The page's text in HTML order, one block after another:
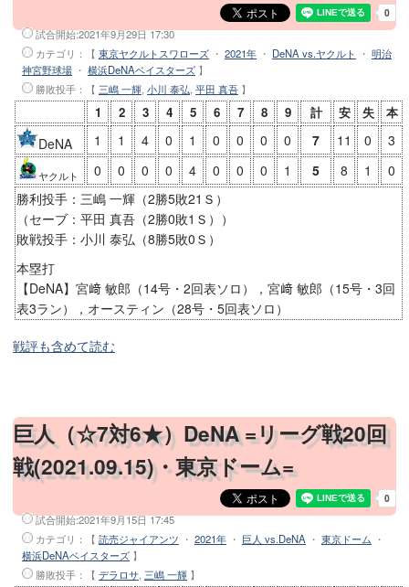
試合開始:2021年9月29日 17:30
カテゴリ：【 東京ヤクルトスワローズ ・ 2021年 ・ DeNA vs.ヤクルト ・ 明治
神宮野球場 ・ 横浜DeNAベイスターズ 】
勝敗投手 ：【 三嶋 一輝 小川 泰弘 平田 真吾 】
1 2 3 4 5 6 7 8 9 計 安 失 本
DeNA 1 1 4 0 1 0 0 0 0 7 11 0 3
ヤクルト 0 0 0 0 4 0 0 0 1 5 8 1
0
勝利投手：三嶋 一輝（2勝5敗21Ｓ）
（セーブ：平田 真吾（2勝0敗1Ｓ））
敗戦投手：小川 泰弘（8勝5敗0Ｓ）
本塁打
【DeNA】宮﨑 敏郎（14号・2回表ソロ），宮﨑 敏郎（15号・3回
表3ラン），オースティン（28号・5回表ソロ）
戦評も含めて読む
巨人（☆7対6★）DeNA =リーグ戦20回
戦(2021.09.15)・東京ドーム=
試合開始:2021年9月15日 17:45
カテゴリ：【 読売ジャイアンツ ・ 2021年 ・ 巨人 vs.DeNA ・ 東京ドーム ・
横浜DeNAベイスターズ 】
勝敗投手 ：【 デラロサ 三嶋 一輝 】